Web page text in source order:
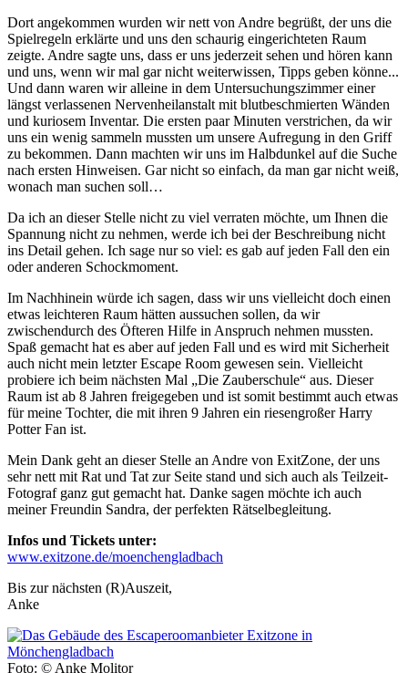
Dort angekommen wurden wir nett von Andre begrüßt, der uns die
Spielregeln erklärte und uns den schaurig eingerichteten Raum
zeigte. Andre sagte uns, dass er uns jederzeit sehen und hören kann
und uns, wenn wir mal gar nicht weiterwissen, Tipps geben könne...
Und dann waren wir alleine in dem Untersuchungszimmer einer
längst verlassenen Nervenheilanstalt mit blutbeschmierten Wänden
und kuriosem Inventar. Die ersten paar Minuten verstrichen, da wir
uns ein wenig sammeln mussten um unsere Aufregung in den Griff
zu bekommen. Dann machten wir uns im Halbdunkel auf die Suche
nach ersten Hinweisen. Gar nicht so einfach, da man gar nicht weiß,
wonach man suchen soll…
Da ich an dieser Stelle nicht zu viel verraten möchte, um Ihnen die
Spannung nicht zu nehmen, werde ich bei der Beschreibung nicht
ins Detail gehen. Ich sage nur so viel: es gab auf jeden Fall den ein
oder anderen Schockmoment.
Im Nachhinein würde ich sagen, dass wir uns vielleicht doch einen
etwas leichteren Raum hätten aussuchen sollen, da wir
zwischendurch des Öfteren Hilfe in Anspruch nehmen mussten.
Spaß gemacht hat es aber auf jeden Fall und es wird mit Sicherheit
auch nicht mein letzter Escape Room gewesen sein. Vielleicht
probiere ich beim nächsten Mal „Die Zauberschule“ aus. Dieser
Raum ist ab 8 Jahren freigegeben und ist somit bestimmt auch etwas
für meine Tochter, die mit ihren 9 Jahren ein riesengroßer Harry
Potter Fan ist.
Mein Dank geht an dieser Stelle an Andre von ExitZone, der uns
sehr nett mit Rat und Tat zur Seite stand und sich auch als Teilzeit-
Fotograf ganz gut gemacht hat. Danke sagen möchte ich auch
meiner Freundin Sandra, der perfekten Rätselbegleitung.
Infos und Tickets unter:
www.exitzone.de/moenchengladbach
Bis zur nächsten (R)Auszeit,
Anke
Foto: © Anke Molitor